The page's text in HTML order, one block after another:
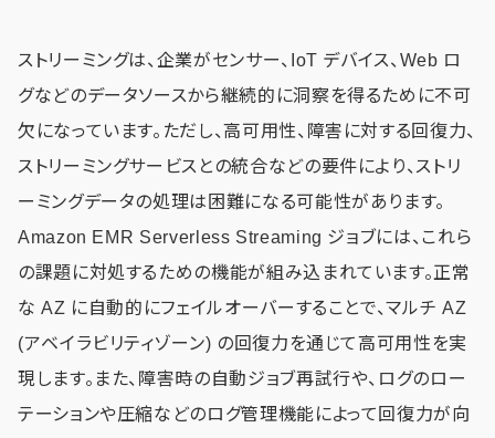
ストリーミングは、企業がセンサー、IoT デバイス、Web ロ
グなどのデータソースから継続的に洞察を得るために不可
欠になっています。ただし、高可用性、障害に対する回復力、
ストリーミングサービスとの統合などの要件により、ストリ
ーミングデータの処理は困難になる可能性があります。
Amazon EMR Serverless Streaming ジョブには、これら
の課題に対処するための機能が組み込まれています。正常
な AZ に自動的にフェイルオーバーすることで、マルチ AZ
(アベイラビリティゾーン) の回復力を通じて高可用性を実
現します。また、障害時の自動ジョブ再試行や、ログのロー
テーションや圧縮などのログ管理機能によって回復力が向